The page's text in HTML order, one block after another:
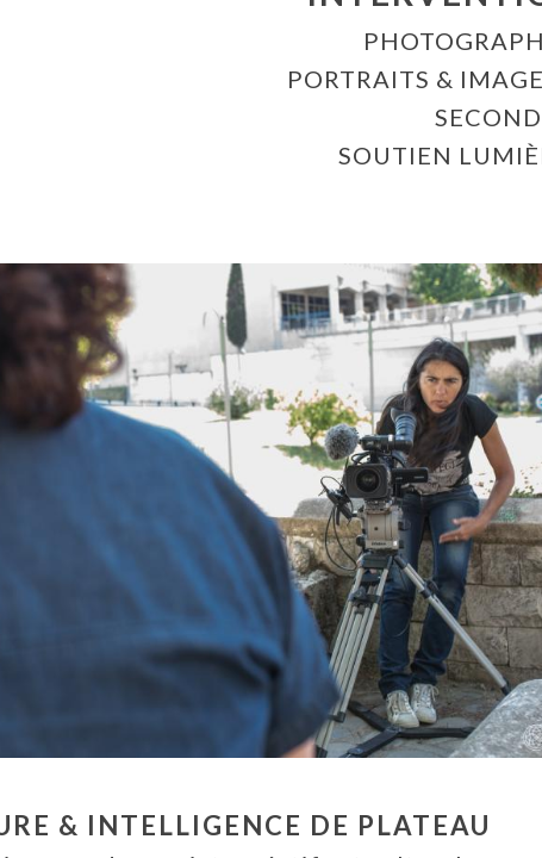
PORTRAITS &
SOUTIEN
& INTELLIGENCE DE PLATEAU